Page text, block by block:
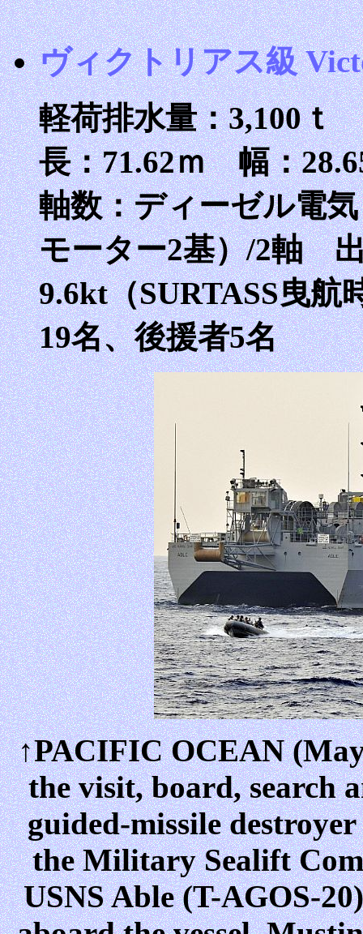
ヴィクトリアス級
軽荷排水量：3,100
長：71.62ｍ 幅：
軸数：ディーゼル電
モーター2基）/2軸
9.6kt（SURTASS曳
19名、後援者5名
↑PACIFIC OCEAN
the visit, board, search
guided-missile
the Military Sealift
USNS Able (T-AGOS-